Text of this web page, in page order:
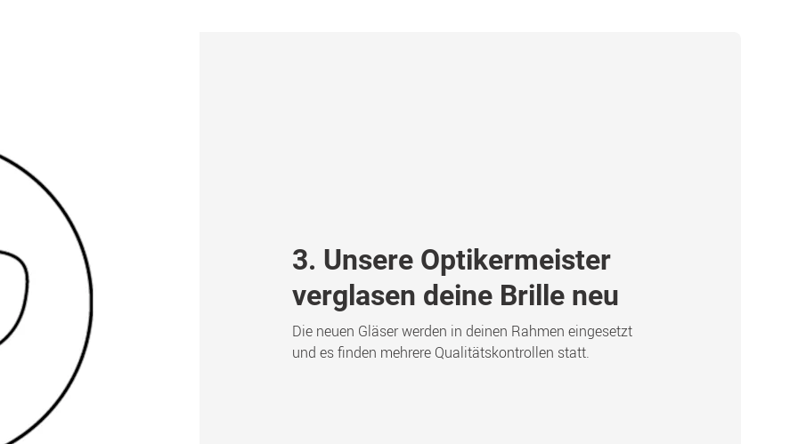
3. Unsere Optikermeister
verglasen deine Brille neu
Die neuen Gläser werden in deinen Rahmen eingesetzt
und es finden mehrere Qualitätskontrollen statt.